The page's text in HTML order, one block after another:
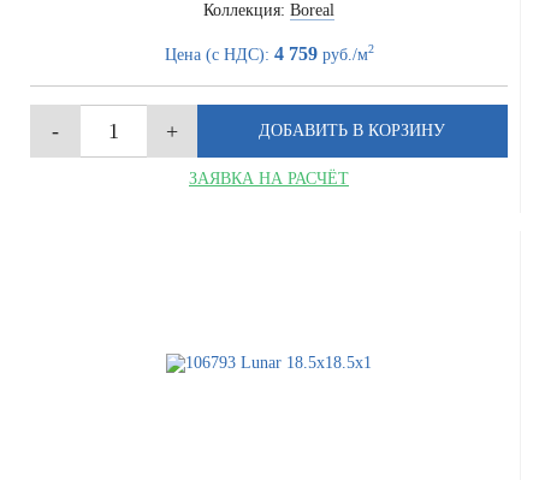
Коллекция: Boreal
Цена (с НДС): 4 759руб./м2
ЗАЯВКА НА РАСЧЁТ